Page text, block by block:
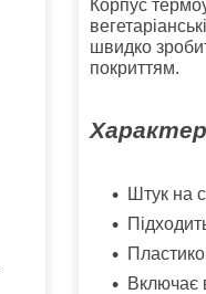
Корпус
швидко
покриттям.
Штук на
Включає